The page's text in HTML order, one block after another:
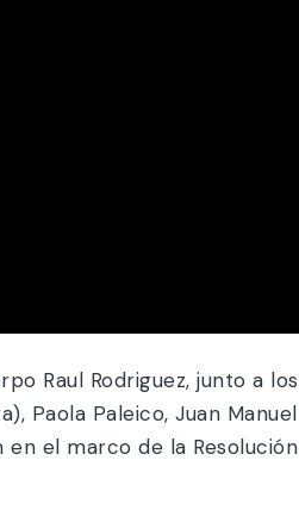
Raul Rodriguez, junto a
Paola Paleico, Juan
el marco de la